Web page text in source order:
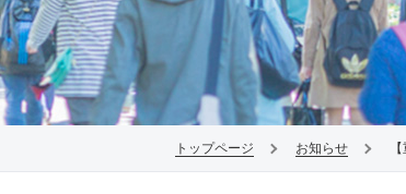
仏
仏教学専攻
合否照会
過去の入試結
トップページ お知らせ